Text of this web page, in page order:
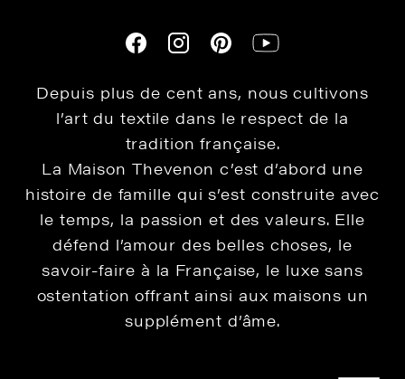
Depuis plus de cent ans, nous cultivons
l’art du textile dans le respect de la
tradition française.
La Maison Thevenon c’est d’abord une
histoire de famille qui s’est construite avec
le temps, la passion et des valeurs. Elle
défend l’amour des belles choses, le
savoir-faire à la Française, le luxe sans
ostentation offrant ainsi aux maisons un
supplément d’âme.